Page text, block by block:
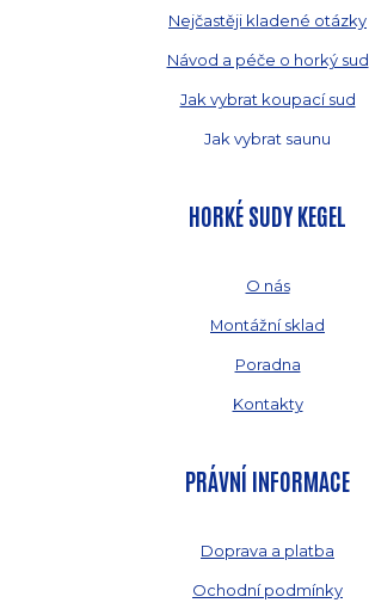
Nejčastěji kladené otázky
Návod a péče o horký sud
Jak vybrat koupací sud
Jak vybrat saunu
HORKÉ SUDY KEGEL
O nás
Montážní sklad
Poradna
Kontakty
PRÁVNÍ INFORMACE
Doprava a platba
Ochodní podmínky